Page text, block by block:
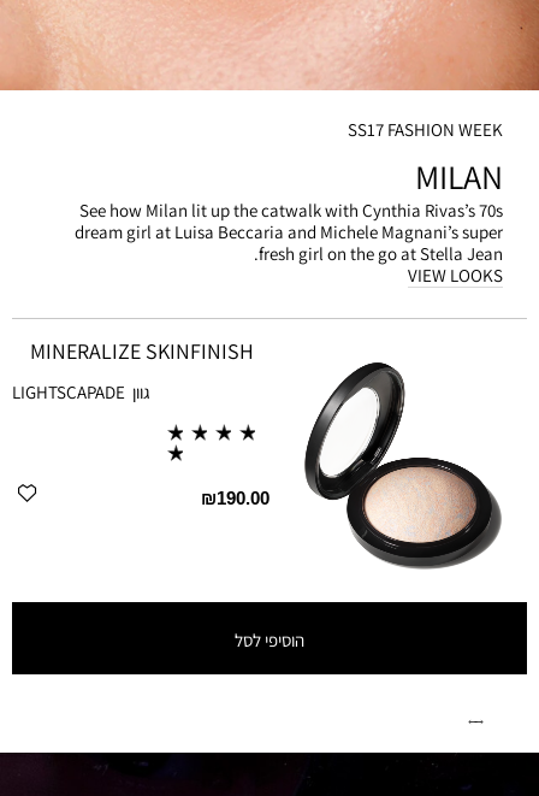
SS17 FASHION WEEK
MILAN
See how Milan lit up the catwalk with Cynthia Rivas’s 70s
dream girl at Luisa Beccaria and Michele Magnani’s super
fresh girl on the go at Stella Jean.
VIEW LOOKS
MINERALIZE SKINFINISH
גוון LIGHTSCAPADE
₪190.00
הוסיפי לסל